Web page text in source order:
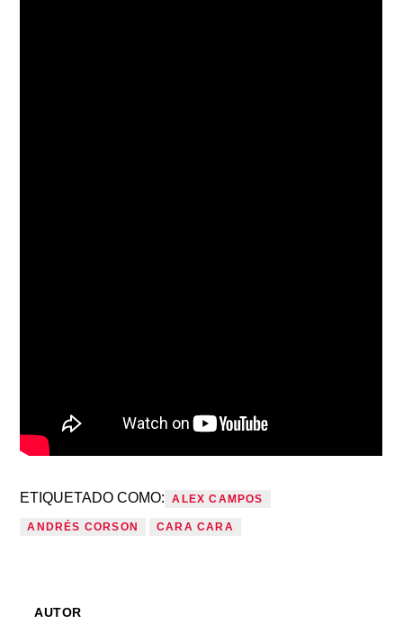
ETIQUETADO COMO: ALEX CAMPOS
ANDRÉS CORSON CARA CARA
AUTOR